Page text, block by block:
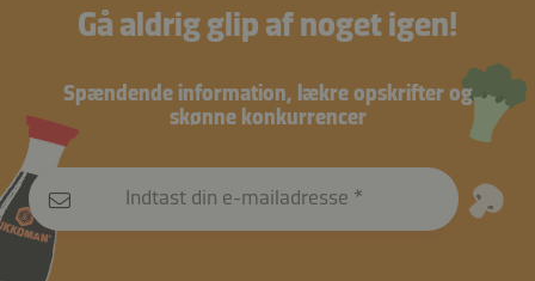
Gå aldrig glip af noget igen!
Spændende information, lækre opskrifter og
skønne konkurrencer
Indtast din e-mailadresse